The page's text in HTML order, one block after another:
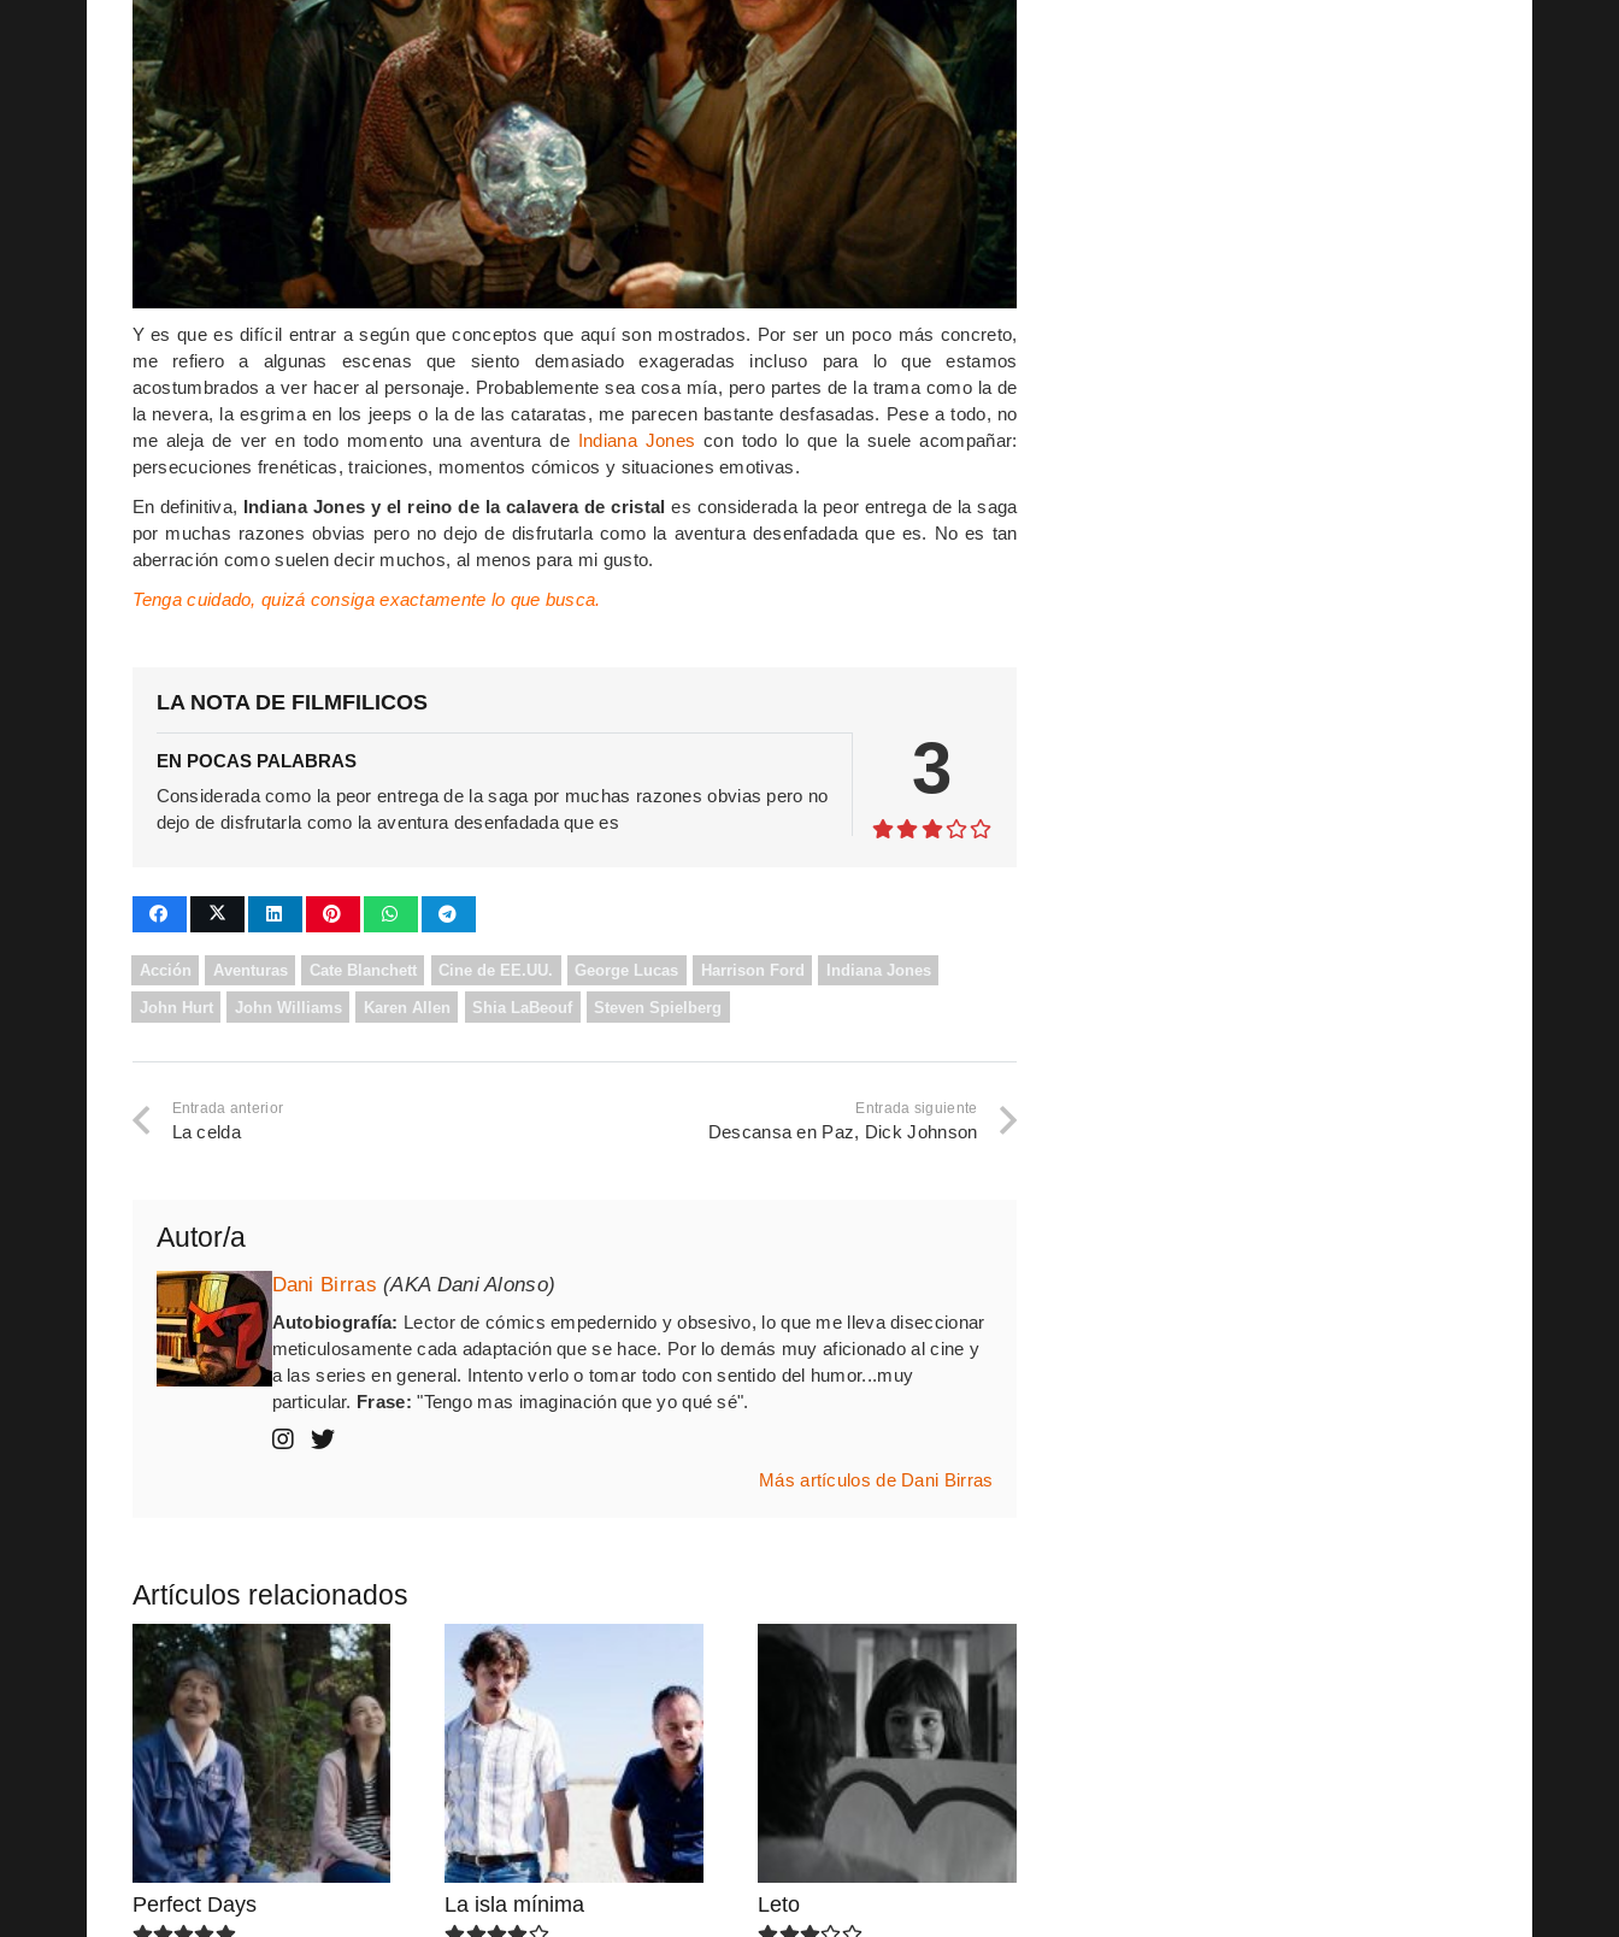
Y es que es difícil entrar a según que conceptos que aquí son mostrados. Por ser un poco más concreto,
me refiero a algunas escenas que siento demasiado exageradas incluso para lo que estamos
acostumbrados a ver hacer al personaje. Probablemente sea cosa mía, pero partes de la trama como la de
la nevera, la esgrima en los jeeps o la de las cataratas, me parecen bastante desfasadas. Pese a todo, no
me aleja de ver en todo momento una aventura de Indiana Jones con todo lo que la suele acompañar:
persecuciones frenéticas, traiciones, momentos cómicos y situaciones emotivas.
En definitiva, Indiana Jones y el reino de la calavera de cristal es considerada la peor entrega de la saga
por muchas razones obvias pero no dejo de disfrutarla como la aventura desenfadada que es. No es tan
aberración como suelen decir muchos, al menos para mi gusto.
Tenga cuidado, quizá consiga exactamente lo que busca.
LA NOTA DE FILMFILICOS
EN POCAS PALABRAS
Considerada como la peor entrega de la saga por muchas razones obvias pero no
dejo de disfrutarla como la aventura desenfadada que es
3
Acción Aventuras Cate Blanchett Cine de EE.UU. George Lucas Harrison Ford Indiana Jones
John Hurt John Williams Karen Allen Shia LaBeouf Steven Spielberg
Entrada anterior
La celda
Entrada siguiente
Descansa en Paz, Dick Johnson
Autor/a
Dani Birras (AKA Dani Alonso)
Autobiografía: Lector de cómics empedernido y obsesivo, lo que me lleva diseccionar
meticulosamente cada adaptación que se hace. Por lo demás muy aficionado al cine y
a las series en general. Intento verlo o tomar todo con sentido del humor...muy
particular. Frase: "Tengo mas imaginación que yo qué sé".
Más artículos de Dani Birras
Artículos relacionados
Perfect Days La isla mínima Leto